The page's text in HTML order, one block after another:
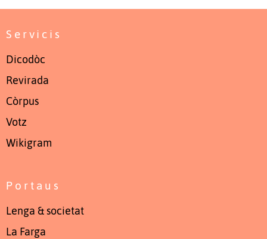
Servicis
Dicodòc
Revirada
Còrpus
Votz
Wikigram
Portaus
Lenga & societat
La Farga